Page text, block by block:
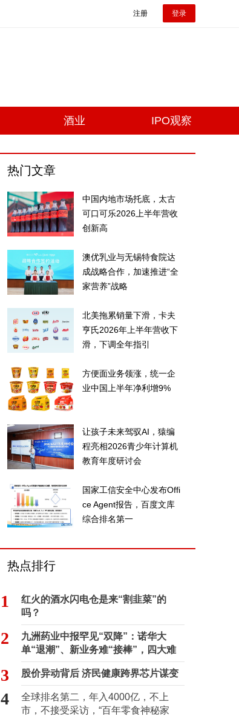
注册 登录
酒业 IPO观察
热门文章
中国内地市场托底，太古
可口可乐2026上半年营收
创新高
澳优乳业与无锡特食院达
成战略合作，加速推进“全
家营养”战略
北美拖累销量下滑，卡夫
亨氏2026年上半年营收下
滑，下调全年指引
方便面业务领涨，统一企
业中国上半年净利增9%
让孩子未来驾驭AI，猿编
程亮相2026青少年计算机
教育年度研讨会
国家工信安全中心发布Offi
ce Agent报告，百度文库
综合排名第一
热点排行
1
红火的酒水闪电仓是来“割韭菜”的
吗？
2
九洲药业中报罕见“双降”：诺华大
单“退潮”、新业务难“接棒”，四大难
关待闯
3 股价异动背后 济民健康跨界芯片谋变
4
全球排名第二，年入4000亿，不上
市，不接受采访，“百年零食神秘家